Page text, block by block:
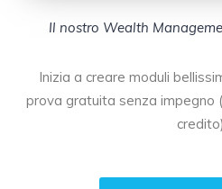
Il nostro Wealth
Inizia a creare moduli
prova gratuita senza impegno